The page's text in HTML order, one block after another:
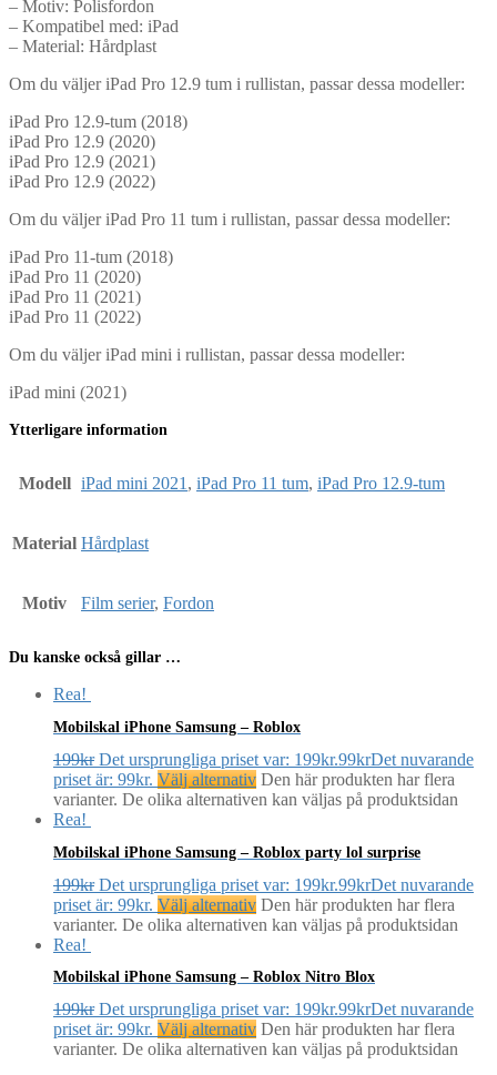
– Motiv: Polisfordon
– Kompatibel med: iPad
– Material: Hårdplast
Om du väljer iPad Pro 12.9 tum i rullistan, passar dessa modeller:
iPad Pro 12.9-tum (2018)
iPad Pro 12.9 (2020)
iPad Pro 12.9 (2021)
iPad Pro 12.9 (2022)
Om du väljer iPad Pro 11 tum i rullistan, passar dessa modeller:
iPad Pro 11-tum (2018)
iPad Pro 11 (2020)
iPad Pro 11 (2021)
iPad Pro 11 (2022)
Om du väljer iPad mini i rullistan, passar dessa modeller:
iPad mini (2021)
Ytterligare information
Modell iPad mini 2021 , iPad Pro 11 tum, iPad Pro 12.9-tum
Material Hårdplast
Motiv Film serier, Fordon
Du kanske också gillar …
Rea!
Mobilskal iPhone Samsung – Roblox
199kr Det ursprungliga priset var: 199kr.99krDet nuvarande
priset är: 99kr. Välj alternativ Den här produkten har flera
varianter. De olika alternativen kan väljas på produktsidan
Rea!
Mobilskal iPhone Samsung – Roblox party lol surprise
199kr Det ursprungliga priset var: 199kr.99krDet nuvarande
priset är: 99kr. Välj alternativ Den här produkten har flera
varianter. De olika alternativen kan väljas på produktsidan
Rea!
Mobilskal iPhone Samsung – Roblox Nitro Blox
199kr Det ursprungliga priset var: 199kr.99krDet nuvarande
priset är: 99kr. Välj alternativ Den här produkten har flera
varianter. De olika alternativen kan väljas på produktsidan